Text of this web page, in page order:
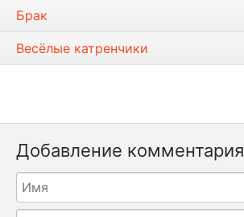
Брак
Весёлые катренчики
Добавление комментария